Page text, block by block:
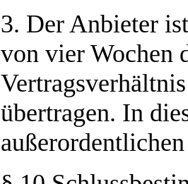
3. Der Anbieter
von vier Wochen
übertragen. In